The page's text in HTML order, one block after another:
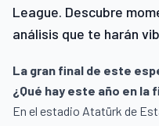
League. Descubre
análisis que te harán
La gran final de este
¿Qué hay este año en la
En el estadio Atatürk de